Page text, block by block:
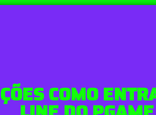
COMO